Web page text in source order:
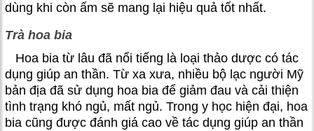
dùng khi còn ấm sẽ mang lại hiệu quả tốt nhất.
Trà hoa bia
Hoa bia từ lâu đã nổi tiếng là loại thảo dược có tác
dụng giúp an thần. Từ xa xưa, nhiều bộ lạc người Mỹ
bản địa đã sử dụng hoa bia để giảm đau và cải thiện
tình trạng khó ngủ, mất ngủ. Trong y học hiện đại, hoa
bia cũng được đánh giá cao về tác dụng giúp an thần